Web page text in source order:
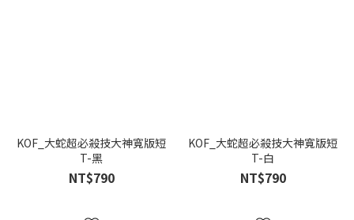
KOF_大蛇超必殺技大神寬版短
T-黑
NT$790
KOF_大蛇超必殺技大神寬版短
T-白
NT$790